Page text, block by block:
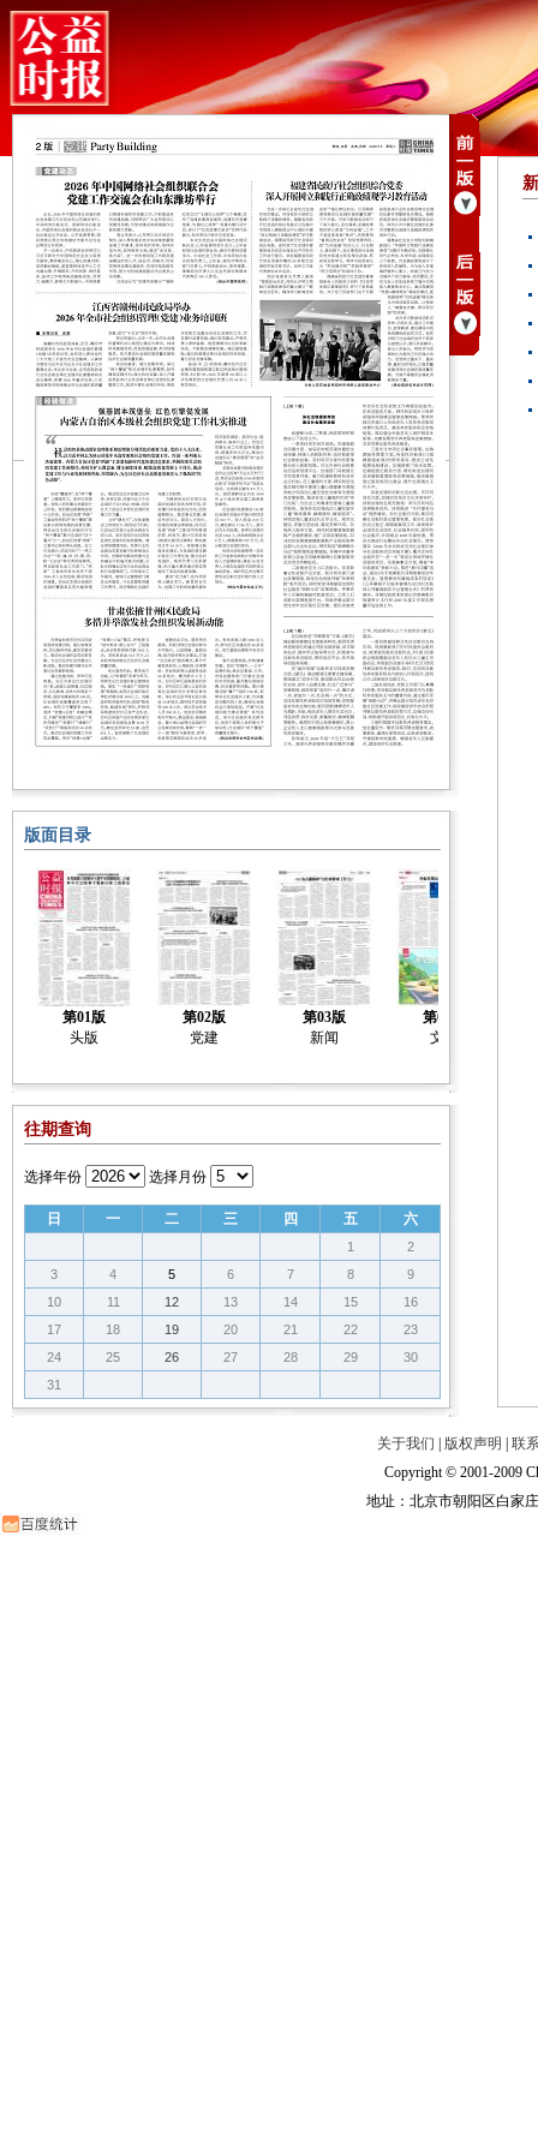
版面目录
第01版
头版
第02版
党建
第03版
新闻
第04版
文化
往期查询
选择年份 选择月份
日 一 二 三 四 五 六
1
2
3
4 5 6 7 8
9
10
11 12 13 14 15
16
17
18 19 20 21 22
23
24
25 26 27 28 29
30
31
关于我们 版权声明
联
Copyright © 2001-2009
地址：北京市朝阳区白家